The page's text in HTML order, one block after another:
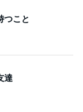
つこと
達